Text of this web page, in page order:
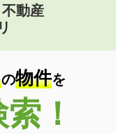
動産
の物件を
！